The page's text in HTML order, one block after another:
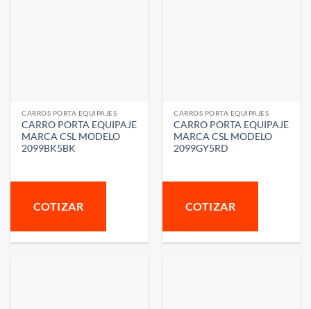
CARROS PORTA EQUIPAJES
CARRO PORTA EQUIPAJE
MARCA CSL MODELO
2099BK5BK
COTIZAR
CARROS PORTA EQUIPAJES
CARRO PORTA EQUIPAJE
MARCA CSL MODELO
2099GY5RD
COTIZAR